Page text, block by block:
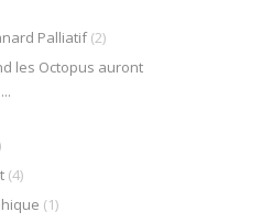
Palliatif (2)
les Octopus auront
(4)
(1)